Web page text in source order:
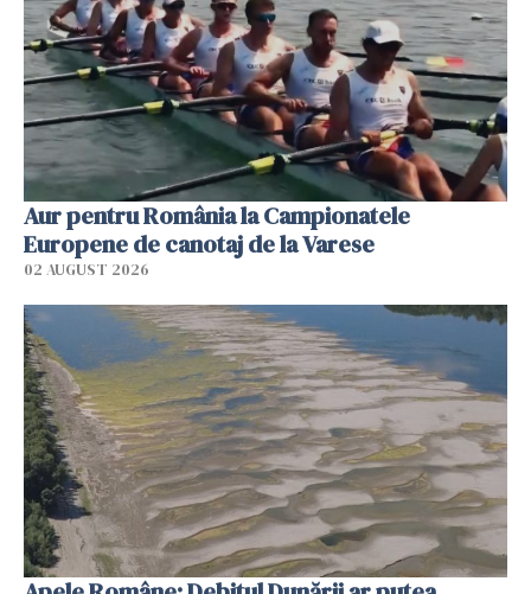
Aur pentru România la Campionatele
Europene de canotaj de la Varese
02 AUGUST 2026